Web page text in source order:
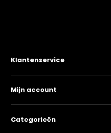
Klantenservice
Mijn account
Categorieën